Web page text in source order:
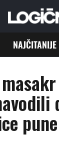
NAJČITANIJE